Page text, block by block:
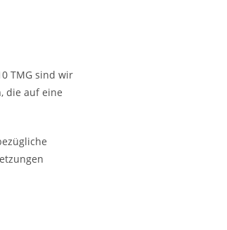
TMG sind wir
die auf eine